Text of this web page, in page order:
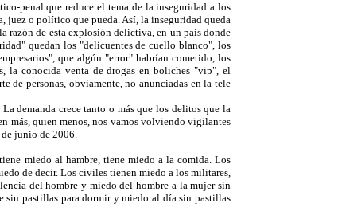
penal que reduce el tema de la inseguridad a los
juez o político que pueda. Así, la inseguridad queda
razón de esta explosión delictiva, en un país donde
quedan los "delicuentes de cuello blanco", los
que algún "error" habrían cometido, los
la conocida venta de drogas en boliches "vip", el
de personas, obviamente, no anunciadas en la tele
demanda crece tanto o más que los delitos que la
más, quien menos, nos vamos volviendo vigilantes
junio de 2006.
miedo al hambre, tiene miedo a la comida. Los
de decir. Los civiles tienen miedo a los militares,
del hombre y miedo del hombre a la mujer sin
pastillas para dormir y miedo al día sin pastillas